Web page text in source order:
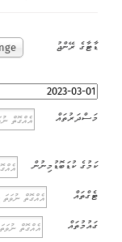
ޑާޓާގެ ރޭންޖު
މަސްދަރުތައް
ކަމުގެ ކުޑަބޮޑުމިނުން
ޓެގްތައް
ގައުމުތައް